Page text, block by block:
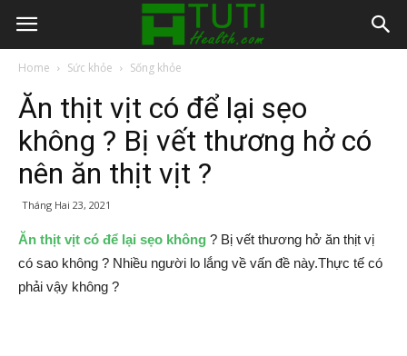
Home Sức khỏe Sống khỏe
Ăn thịt vịt có để lại sẹo
không ? Bị vết thương hở có
nên ăn thịt vịt ?
Tháng Hai 23, 2021
Ăn thịt vịt có để lại sẹo không ? Bị vết thương hở ăn thịt vị
có sao không ? Nhiều người lo lắng về vấn đề này.Thực tế có
phải vậy không ?